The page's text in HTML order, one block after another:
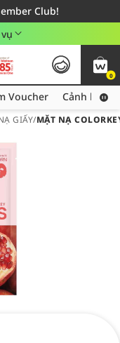
Club!
từ 249,000Đ
vực TP. Hồ Chí Minh
0
Voucher Cảnh báo
GIẤY/MẶT NẠ